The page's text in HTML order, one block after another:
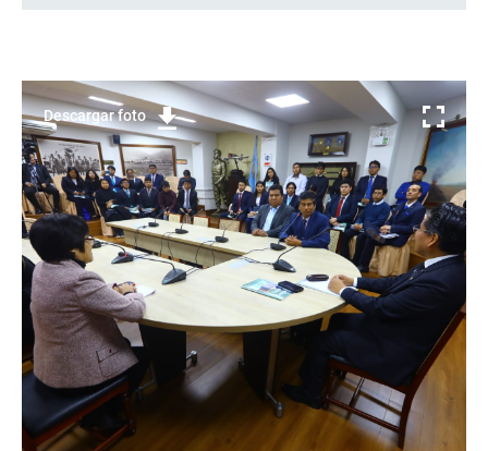
Descargar foto